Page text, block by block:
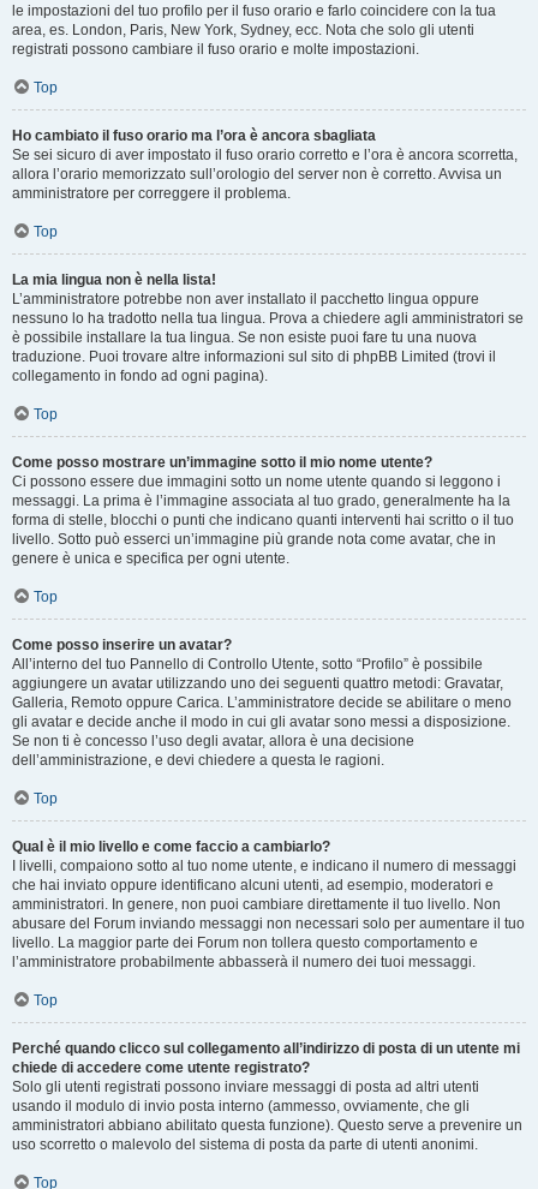
le impostazioni del tuo profilo per il fuso orario e farlo coincidere con la tua
area, es. London, Paris, New York, Sydney, ecc. Nota che solo gli utenti
registrati possono cambiare il fuso orario e molte impostazioni.
Top
Ho cambiato il fuso orario ma l’ora è ancora sbagliata
Se sei sicuro di aver impostato il fuso orario corretto e l’ora è ancora scorretta,
allora l’orario memorizzato sull’orologio del server non è corretto. Avvisa un
amministratore per correggere il problema.
Top
La mia lingua non è nella lista!
L’amministratore potrebbe non aver installato il pacchetto lingua oppure
nessuno lo ha tradotto nella tua lingua. Prova a chiedere agli amministratori se
è possibile installare la tua lingua. Se non esiste puoi fare tu una nuova
traduzione. Puoi trovare altre informazioni sul sito di phpBB Limited (trovi il
collegamento in fondo ad ogni pagina).
Top
Come posso mostrare un’immagine sotto il mio nome utente?
Ci possono essere due immagini sotto un nome utente quando si leggono i
messaggi. La prima è l’immagine associata al tuo grado, generalmente ha la
forma di stelle, blocchi o punti che indicano quanti interventi hai scritto o il tuo
livello. Sotto può esserci un’immagine più grande nota come avatar, che in
genere è unica e specifica per ogni utente.
Top
Come posso inserire un avatar?
All’interno del tuo Pannello di Controllo Utente, sotto “Profilo” è possibile
aggiungere un avatar utilizzando uno dei seguenti quattro metodi: Gravatar,
Galleria, Remoto oppure Carica. L’amministratore decide se abilitare o meno
gli avatar e decide anche il modo in cui gli avatar sono messi a disposizione.
Se non ti è concesso l’uso degli avatar, allora è una decisione
dell’amministrazione, e devi chiedere a questa le ragioni.
Top
Qual è il mio livello e come faccio a cambiarlo?
I livelli, compaiono sotto al tuo nome utente, e indicano il numero di messaggi
che hai inviato oppure identificano alcuni utenti, ad esempio, moderatori e
amministratori. In genere, non puoi cambiare direttamente il tuo livello. Non
abusare del Forum inviando messaggi non necessari solo per aumentare il tuo
livello. La maggior parte dei Forum non tollera questo comportamento e
l’amministratore probabilmente abbasserà il numero dei tuoi messaggi.
Top
Perché quando clicco sul collegamento all’indirizzo di posta di un utente mi
chiede di accedere come utente registrato?
Solo gli utenti registrati possono inviare messaggi di posta ad altri utenti
usando il modulo di invio posta interno (ammesso, ovviamente, che gli
amministratori abbiano abilitato questa funzione). Questo serve a prevenire un
uso scorretto o malevolo del sistema di posta da parte di utenti anonimi.
Top